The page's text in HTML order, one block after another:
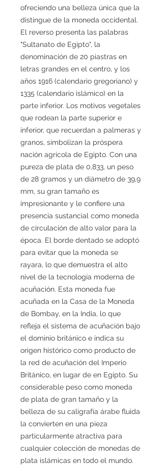
ofreciendo una belleza única que la
distingue de la moneda occidental.
El reverso presenta las palabras
"Sultanato de Egipto", la
denominación de 20 piastras en
letras grandes en el centro, y los
años 1916 (calendario gregoriano) y
1335 (calendario islámico) en la
parte inferior. Los motivos vegetales
que rodean la parte superior e
inferior, que recuerdan a palmeras y
granos, simbolizan la próspera
nación agrícola de Egipto. Con una
pureza de plata de 0,833, un peso
de 28 gramos y un diámetro de 39,9
mm, su gran tamaño es
impresionante y le confiere una
presencia sustancial como moneda
de circulación de alto valor para la
época. El borde dentado se adoptó
para evitar que la moneda se
rayara, lo que demuestra el alto
nivel de la tecnología moderna de
acuñación. Esta moneda fue
acuñada en la Casa de la Moneda
de Bombay, en la India, lo que
refleja el sistema de acuñación bajo
el dominio británico e indica su
origen histórico como producto de
la red de acuñación del Imperio
Británico, en lugar de en Egipto. Su
considerable peso como moneda
de plata de gran tamaño y la
belleza de su caligrafía árabe fluida
la convierten en una pieza
particularmente atractiva para
cualquier colección de monedas de
plata islámicas en todo el mundo.